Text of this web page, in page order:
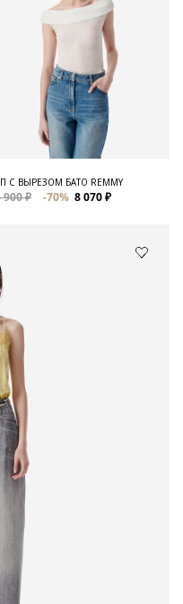
С ВЫРЕЗОМ БАТО REMMY
900 ₽ -70% 8 070 ₽